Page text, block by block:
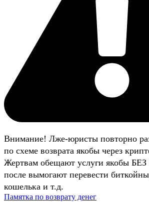
Внимание! Лже-юристы повторно
по схеме возврата якобы через
Жертвам обещают услуги якобы
после вымогают перевести
кошелька и т.д.
Памятка по возврату денег